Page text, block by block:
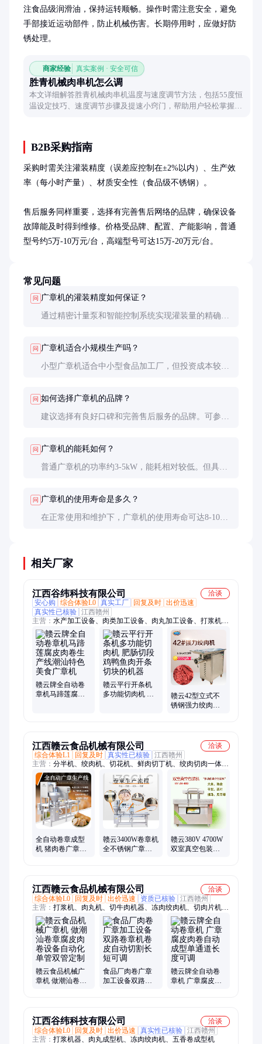
注食品级润滑油，保持运转顺畅。操作时需注意安全，避免
手部接近运动部件，防止机械伤害。长期停用时，应做好防
锈处理。
商家经验 真实案例 · 安全可信
胜青机械肉串机怎么调
本文详细解答胜青机械肉串机温度与速度调节方法，包括55度恒
温设定技巧、速度调节步骤及提速小窍门，帮助用户轻松掌握设
B2B采购指南
采购时需关注灌装精度（误差应控制在±2%以内）、生产效
率（每小时产量）、材质安全性（食品级不锈钢）。
售后服务同样重要，选择有完善售后网络的品牌，确保设备
故障能及时得到维修。价格受品牌、配置、产能影响，普通
型号约5万-10万元/台，高端型号可达15万-20万元/台。
常见问题
问 广章机的灌装精度如何保证？
通过精密计量泵和智能控制系统实现灌装量的精确控
问 广章机适合小规模生产吗？
小型广章机适合中小型食品加工厂，但投资成本较
问 如何选择广章机的品牌？
建议选择有良好口碑和完善售后服务的品牌。可参考
问 广章机的能耗如何？
普通广章机的功率约3-5kW，能耗相对较低。但具体
问 广章机的使用寿命是多久？
在正常使用和维护下，广章机的使用寿命可达8-10
相关厂家
江西谷纬科技有限公司
洽谈
安心购
综合体验L0 真实工厂 回复及时 出价迅速
真实性已核验 江西赣州
主营： 水产加工设备、肉类加工设备、肉丸加工设备、打浆机、
肉丸机、切菜机、饺子机、馄饨机、中央厨房设备、预制菜加工
设备、冻肉骨加工设备、食品包装设备、果蔬加工设备、农产品
加工设备、厨房设备、米面设备、火腿肠加工设备、香肠腊肠加
工设备、肉制品加工设备
赣云牌全自动卷
章机马蹄莲腐皮
赣云平行开条机
多功能切肉机 肥
赣云42型立式不
锈钢强力绞肉机
江西赣云食品机械有限公司
洽谈
综合体验L1
回复及时 真实性已核验 江西赣州
主营： 分半机、绞肉机、切花机、鲜肉切丁机、绞肉切肉一体
机、切肉丝肉片机器、多功能绞肉设备
全自动卷章成型
机 猪肉卷广章机
赣云3400W卷章机
全不锈钢广章成
赣云380V 4700W
双室真空包装机
江西赣云食品机械有限公司
洽谈
综合体验L0
回复及时 出价迅速 资质已核验 江西赣州
主营： 打浆机、肉丸机、切牛肉机器、冻肉绞肉机、切肉片机
器、鱼肉采肉机、鱼丸包心机、肉丸成型机、鱼丸机、绞肉机、
碎整版冻肉、流水线设备
赣云食品机械广
章机 做潮汕卷章
食品厂肉卷广章
加工设备双路卷
赣云牌全自动卷
章机 广章腐皮肉
江西谷纬科技有限公司
洽谈
综合体验L0
回复及时 出价迅速 真实性已核验 江西赣州
主营： 打浆机器、肉丸成型机、冻肉绞肉机、五香卷成型机